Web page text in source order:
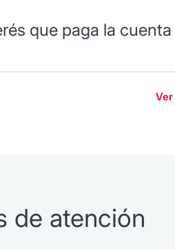
que paga la
de atención